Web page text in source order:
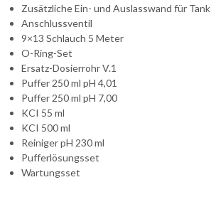
Zusätzliche Ein- und Auslasswand für Tank
Anschlussventil
9×13 Schlauch 5 Meter
O-Ring-Set
Ersatz-Dosierrohr V.1
Puffer 250 ml pH 4,01
Puffer 250 ml pH 7,00
KCI 55 ml
KCI 500 ml
Reiniger pH 230 ml
Pufferlösungsset
Wartungsset